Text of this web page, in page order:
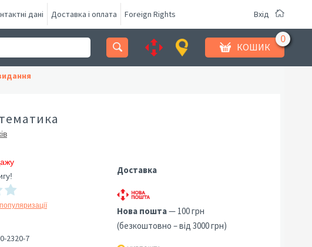
дані Доставка і оплата Foreign Rights Вхід
КОШИК
2320-7
Доставка
Нова пошта— 100 грн
(безкоштовно – від 3000 грн)